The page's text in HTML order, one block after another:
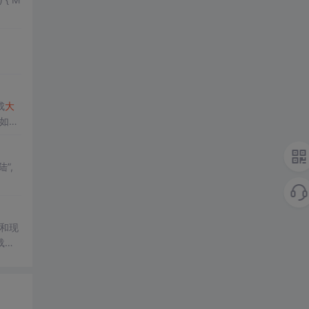
转换成大
果
现
经